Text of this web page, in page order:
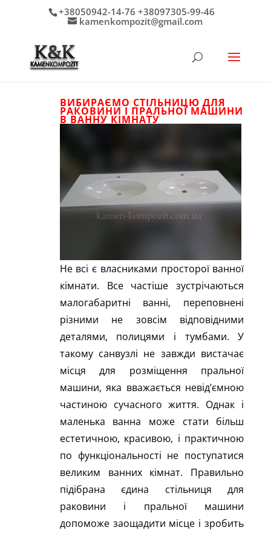
+38050942-14-76 +38097305-99-46
kamenkompozit@gmail.com
ВИБИРАЄМО СТІЛЬНИЦЮ ДЛЯ
РАКОВИНИ І ПРАЛЬНОЇ МАШИНИ
В ВАННУ КІМНАТУ
Не всі є власниками просторої ванної
кімнати. Все частіше зустрічаються
малогабаритні ванні, переповнені
різними не зовсім відповідними
деталями, полицями і тумбами. У
такому санвузлі не завжди вистачає
місця для розміщення пральної
машини, яка вважається невід’ємною
частиною сучасного життя. Однак і
маленька ванна може стати більш
естетичною, красивою, і практичною
по функціональності не поступатися
великим ванних кімнат. Правильно
підібрана єдина стільниця для
раковини і пральної машини
допоможе заощадити місце і зробить